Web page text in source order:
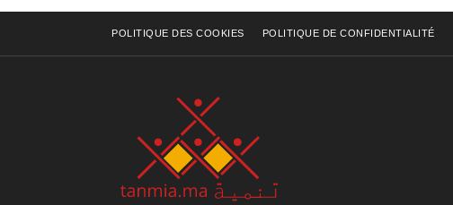
POLITIQUE DES COOKIES POLITIQUE DE CONFIDENTIALITÉ